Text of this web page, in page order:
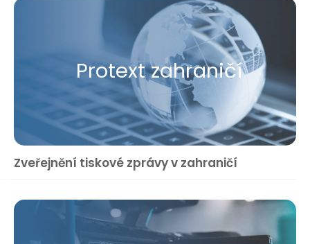
Protext zahraničí
Zveřejnění tiskové zprávy v zahraničí